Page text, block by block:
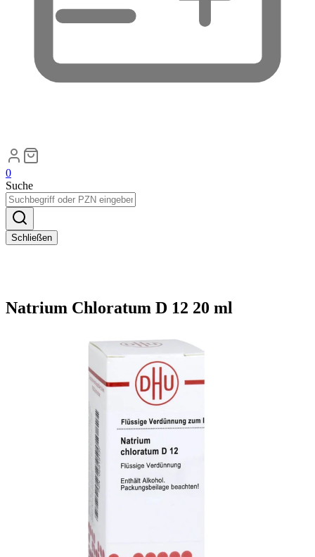
0
Suche
Schließen
Natrium Chloratum D 12 20 ml